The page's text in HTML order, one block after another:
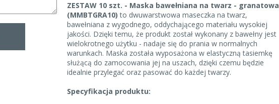
ZESTAW 10 szt. - Maska bawełniana na twarz - granatowa​
(MMBTGRA10)to dwuwarstwowa maseczka na twarz,
bawełniana z wygodnego, oddychającego materiału wysokiej
jakości. Dzięki temu, że produkt został wykonany z bawełny jest
wielokrotnego użytku - nadaje się do prania w normalnych
warunkach. Maska została wyposażona w elastyczną tasiemkę
służącą do zamocowania jej na uszach, dzięki czemu będzie
idealnie przylegać oraz pasować do każdej twarzy.
Specyfikacja produktu: